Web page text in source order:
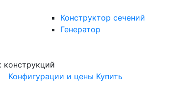
Конструктор сечений
Генератор
конструкций
Конфигурации и цены Купить